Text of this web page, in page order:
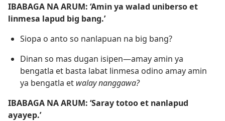
IBABAGA NA ARUM: ‘Amin ya walad uniberso et
linmesa lapud big bang.’
Siopa o anto so nanlapuan na big bang?
Dinan so mas dugan isipen​—amay amin ya
bengatla et basta labat linmesa odino amay amin
ya bengatla et walay nanggawa?
IBABAGA NA ARUM: ‘Saray totoo et nanlapud
ayayep.’